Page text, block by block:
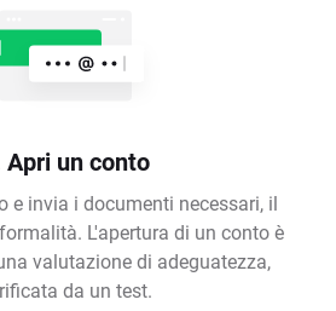
Apri un conto
e invia i documenti necessari, il
L'apertura di un conto è
valutazione di adeguatezza,
da un test.